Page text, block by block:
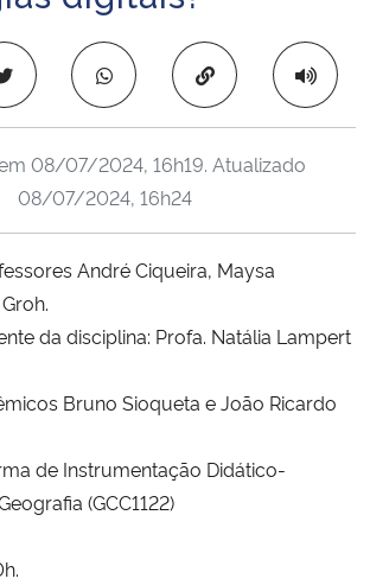
Inovações e Comunicações
Regional
e dos Direitos Humanos
Copiar para área
08/07/2024, 16h19. Atualizado
08/07/2024, 16h24
André Ciqueira, Maysa
da disciplina: Profa. Natália Lampert
Bruno Sioqueta e João Ricardo
de Instrumentação Didático-
(GCC1122)